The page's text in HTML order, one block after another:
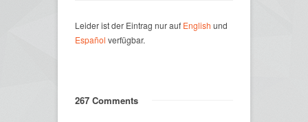
Leider ist der Eintrag nur auf English und
Español verfügbar.
267 Comments